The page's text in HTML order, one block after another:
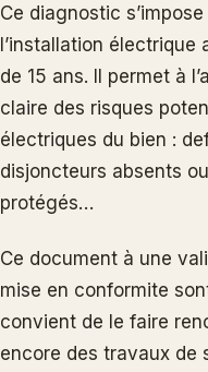
Ce diagnostic
l’installation électrique
de 15 ans. Il permet à
claire des risques
électriques du bien :
disjoncteurs absents
protégés…
Ce document à une
mise en conformite
convient de le faire
encore des travaux de